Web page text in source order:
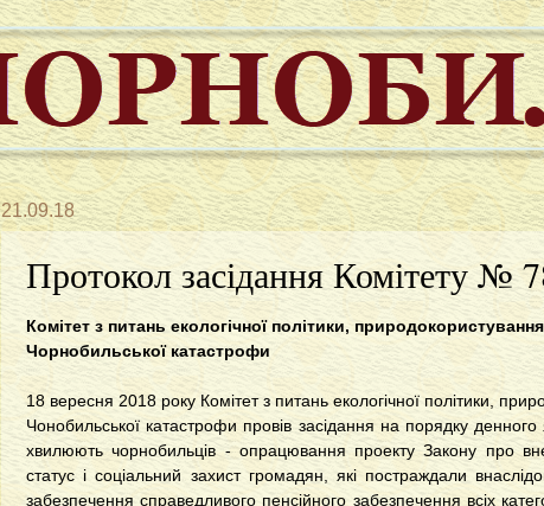
21.09.18
Протокол засідання Комітету №
Комітет з питань екологічної політики, природокористування
Чорнобильської катастрофи
18 вересня 2018 року Комітет з питань екологічної політики,
Чонобильської катастрофи провів засідання на порядку
хвилюють чорнобильців - опрацювання проекту Закону про
статус і соціальний захист громадян, які постраждали
забезпечення справедливого пенсійного забезпечення всіх